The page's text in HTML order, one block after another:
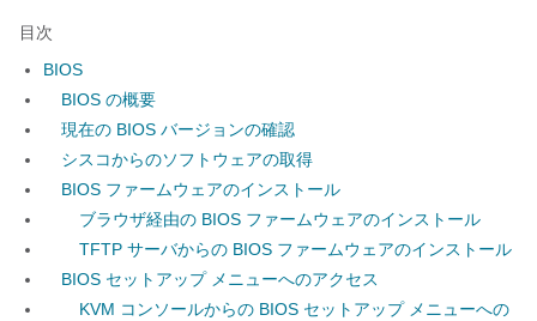
目次
BIOS
BIOS の概要
現在の BIOS バージョンの確認
シスコからのソフトウェアの取得
BIOS ファームウェアのインストール
ブラウザ経由の BIOS ファームウェアのインストール
TFTP サーバからの BIOS ファームウェアのインストール
BIOS セットアップ メニューへのアクセス
KVM コンソールからの BIOS セットアップ メニューへの